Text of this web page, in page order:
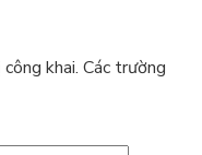
khai. Các trường